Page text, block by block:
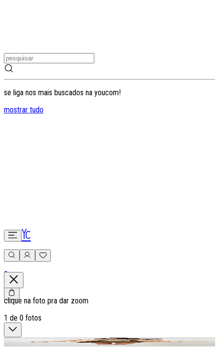
se liga nos mais buscados na youcom!
mostrar tudo
0
clique na foto pra dar zoom
1 de 0 fotos